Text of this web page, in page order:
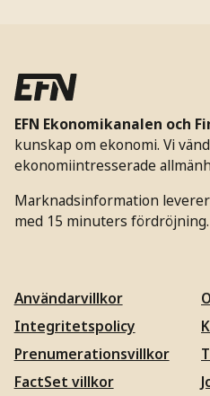
EFN Ekonomikanalen och
kunskap om ekonomi. Vi
ekonomiintresserade
Marknadsinformation
med 15 minuters fördröjning.
Användarvillkor
Integritetspolicy
Prenumerationsvillkor
FactSet villkor